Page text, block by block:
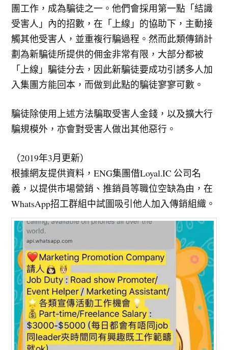
團工作，成為騙徒之一。他們會採用第一點「結識
受害人」內的招數，在「上線」的協助下，主動接
觸其他受害人，並重複行騙過程。然而此類傳銷計
劃為新騙徒所提供的佣金非常有限，大部分都被
「上線」騙徒分去，因此新騙徒要成功引誘多人加
入集團方能回本，而做到此點的騙徒寥寥可數。
騙徒除使用上述方法騙取受害人金錢，以及擴大行
騙規模外，亦會對受害人做出其他惡行。
（2019年3月更新）
根據網友提供資料，ENG集團借Loyal.IC 公司名
義，以提供市場營銷、推銷員等職位空缺為由，在
WhatsApp招工群組中試圖吸引他人加入傳銷組織。